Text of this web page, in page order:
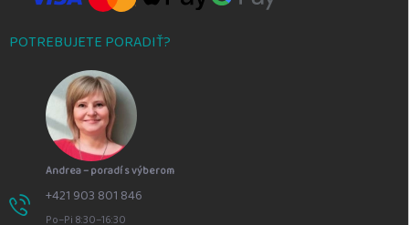
POTREBUJETE PORADIŤ?
Andrea – poradí s výberom
+421 903 801 846
Po–Pi 8:30–16:30